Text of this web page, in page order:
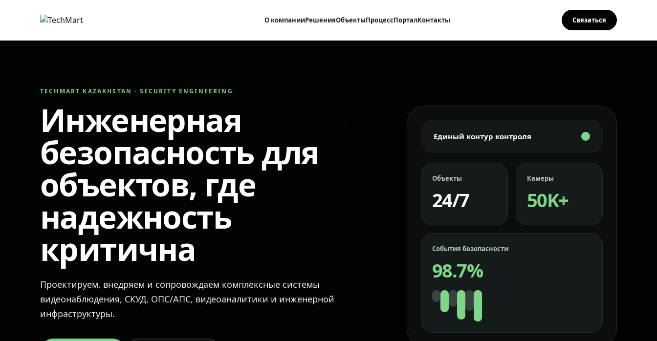
О компанииРешенияОбъектыПроцессПорталКонтакты Связаться
TECHMART KAZAKHSTAN · SECURITY ENGINEERING
Инженерная
безопасность для
объектов, где
надежность
критична
Проектируем, внедряем и сопровождаем комплексные системы
видеонаблюдения, СКУД, ОПС/АПС, видеоаналитики и инженерной
инфраструктуры.
Единый контур контроля
Объекты
24/7
Камеры
50K+
События безопасности
98.7%